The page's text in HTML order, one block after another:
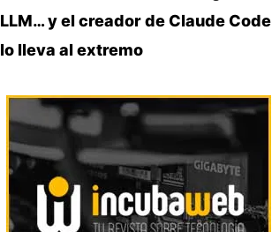
LLM… y el creador de Claude Code
lo lleva al extremo